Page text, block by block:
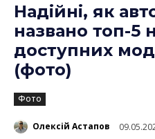
Надійні, як
названо топ-5
доступних
(фото)
Фото
Олексій Астапов